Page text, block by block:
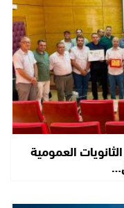
العمومية